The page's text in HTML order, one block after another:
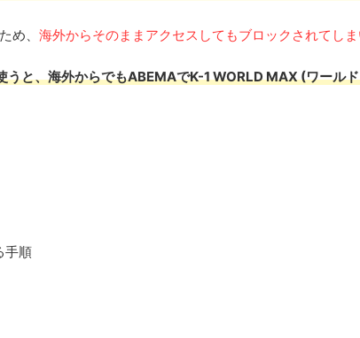
め、 海外からそのままアクセスしてもブロックされてし
うと、海外からでもABEMAでK-1 WORLD MAX (ワール
手順